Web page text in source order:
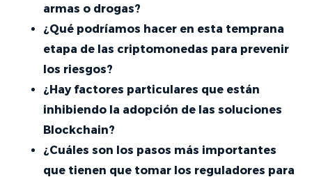
armas o drogas?
¿Qué podríamos hacer en esta temprana
etapa de las criptomonedas para prevenir
los riesgos?
¿Hay factores particulares que están
inhibiendo la adopción de las soluciones
Blockchain?
¿Cuáles son los pasos más importantes
que tienen que tomar los reguladores para